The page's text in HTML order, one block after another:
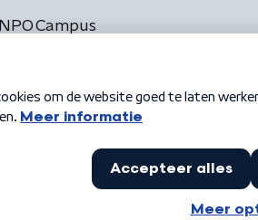
NPO Campus